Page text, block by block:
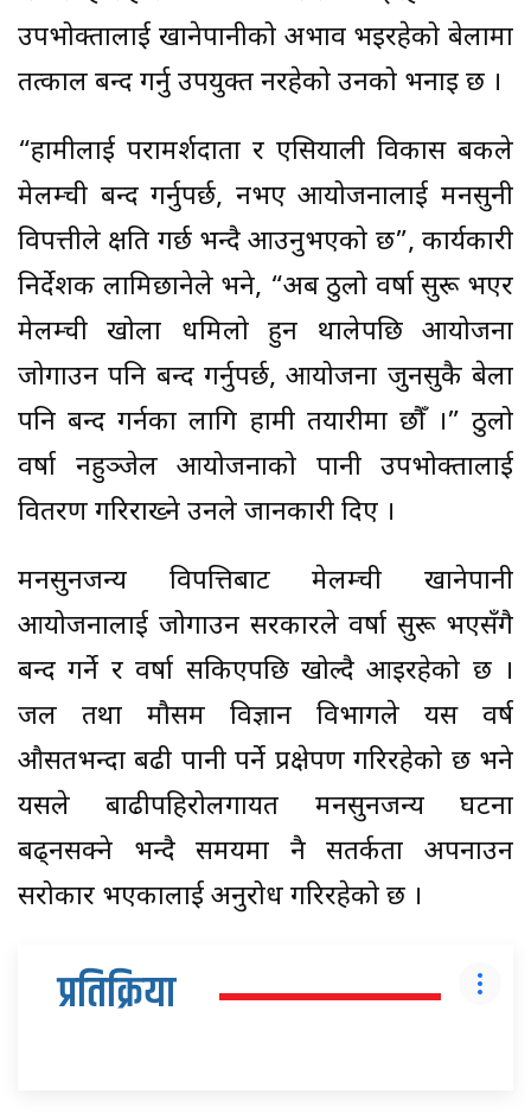
उपभोक्तालाई खानेपानीको अभाव भइरहेको बेलामा
तत्काल बन्द गर्नु उपयुक्त नरहेको उनको भनाइ छ ।
“हामीलाई परामर्शदाता र एसियाली विकास बैंकले
मेलम्ची बन्द गर्नुपर्छ, नभए आयोजनालाई मनसुनी
विपत्तीले क्षति गर्छ भन्दै आउनुभएको छ”, कार्यकारी
निर्देशक लामिछानेले भने, “अब ठुलो वर्षा सुरू भएर
मेलम्ची खोला धमिलो हुन थालेपछि आयोजना
जोगाउन पनि बन्द गर्नुपर्छ, आयोजना जुनसुकै बेला
पनि बन्द गर्नका लागि हामी तयारीमा छौँ ।” ठुलो
वर्षा नहुञ्जेल आयोजनाको पानी उपभोक्तालाई
वितरण गरिराख्ने उनले जानकारी दिए ।
मनसुनजन्य विपत्तिबाट मेलम्ची खानेपानी
आयोजनालाई जोगाउन सरकारले वर्षा सुरू भएसँगै
बन्द गर्ने र वर्षा सकिएपछि खोल्दै आइरहेको छ ।
जल तथा मौसम विज्ञान विभागले यस वर्ष
औसतभन्दा बढी पानी पर्ने प्रक्षेपण गरिरहेको छ भने
यसले बाढीपहिरोलगायत मनसुनजन्य घटना
बढ्नसक्ने भन्दै समयमा नै सतर्कता अपनाउन
सरोकार भएकालाई अनुरोध गरिरहेको छ ।
प्रतिक्रिया